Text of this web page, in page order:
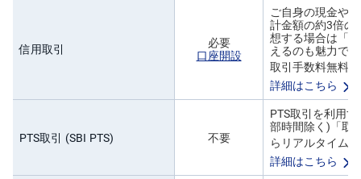
C
り
株
3
信用取引
必要
口座開設
ご自身の現金や
計金額の約3倍の
想する場合は「
えるのも魅力で
取引手数料無料
詳細はこちら
PTS取引 (SBI PTS) 不要
PTS取引を利用
部時間除く)「取
らリアルタイム
詳細はこちら